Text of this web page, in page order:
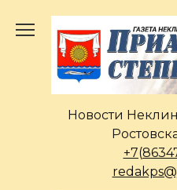
содержанию
Новости